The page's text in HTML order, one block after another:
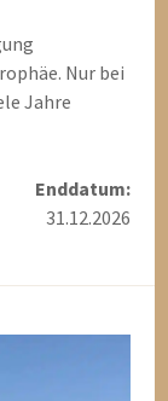
Nur bei
Jahre
Enddatum:
31.12.2026